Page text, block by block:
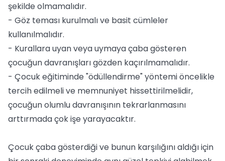
şekilde olmamalıdır.
- Göz teması kurulmalı ve basit cümleler
kullanılmalıdır.
- Kurallara uyan veya uymaya çaba gösteren
çocuğun davranışları gözden kaçırılmamalıdır.
- Çocuk eğitiminde "ödüllendirme" yöntemi öncelikle
tercih edilmeli ve memnuniyet hissettirilmelidir,
çocuğun olumlu davranışının tekrarlanmasını
arttırmada çok işe yarayacaktır.
Çocuk çaba gösterdiği ve bunun karşılığını aldığı için